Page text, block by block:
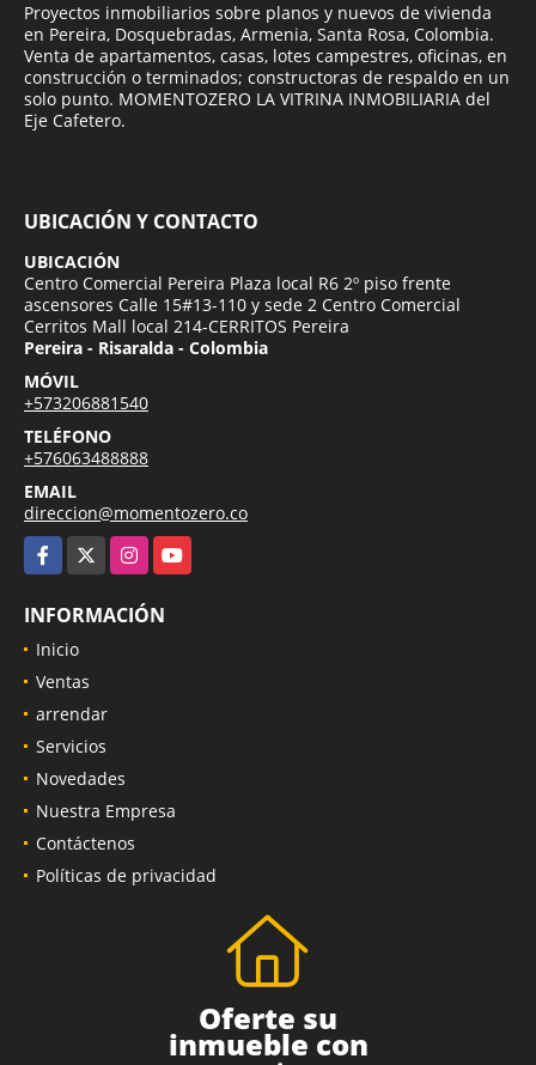
Proyectos inmobiliarios sobre planos y nuevos de vivienda
en Pereira, Dosquebradas, Armenia, Santa Rosa, Colombia.
Venta de apartamentos, casas, lotes campestres, oficinas, en
construcción o terminados; constructoras de respaldo en un
solo punto. MOMENTOZERO LA VITRINA INMOBILIARIA del
Eje Cafetero.
UBICACIÓN Y CONTACTO
UBICACIÓN
Centro Comercial Pereira Plaza local R6 2º piso frente
ascensores Calle 15#13-110 y sede 2 Centro Comercial
Cerritos Mall local 214-CERRITOS Pereira
Pereira - Risaralda - Colombia
MÓVIL
+573206881540
TELÉFONO
+576063488888
EMAIL
direccion@momentozero.co
Facebook
InstagramYouTube
INFORMACIÓN
Inicio
Ventas
arrendar
Servicios
Novedades
Nuestra Empresa
Contáctenos
Políticas de privacidad
Oferte su
inmueble con